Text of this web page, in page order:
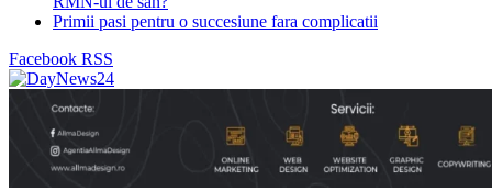
Primii pasi pentru o succesiune fara complicatii
Facebook RSS